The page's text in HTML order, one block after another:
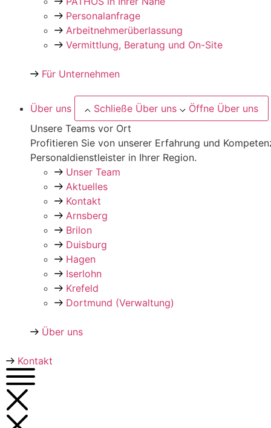
Personalanfrage
Arbeitnehmer­überlassung
Vermittlung, Beratung und On-Site
Für Unternehmen
Über uns Schließe Über uns
Öffne Über uns
Unsere Teams vor Ort
Profitieren Sie von unserer Erfahrung und
Personaldienstleister in Ihrer Region.
Unser Team
Aktuelles
Kontakt
Arnsberg
Brilon
Duisburg
Hagen
Iserlohn
Krefeld
Dortmund (Verwaltung)
Über uns
Kontakt